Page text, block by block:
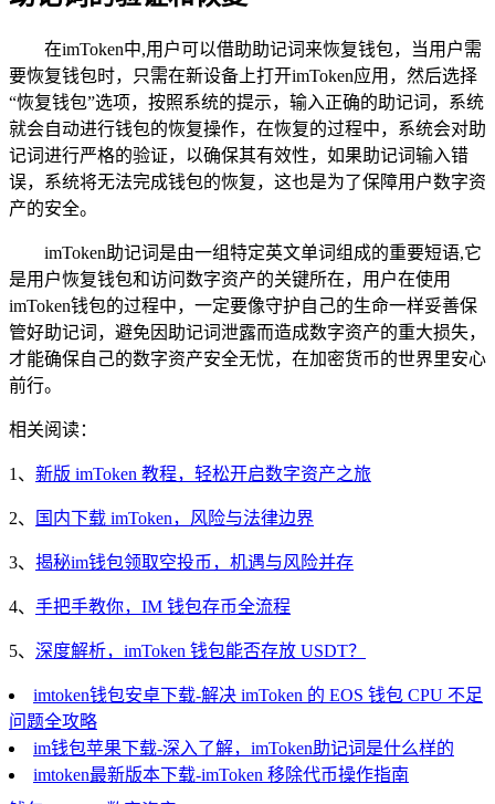
在imToken中,用户可以借助助记词来恢复钱包，当用户需
要恢复钱包时，只需在新设备上打开imToken应用，然后选择
“恢复钱包”选项，按照系统的提示，输入正确的助记词，系统
就会自动进行钱包的恢复操作，在恢复的过程中，系统会对助
记词进行严格的验证，以确保其有效性，如果助记词输入错
误，系统将无法完成钱包的恢复，这也是为了保障用户数字资
产的安全。
imToken助记词是由一组特定英文单词组成的重要短语,它
是用户恢复钱包和访问数字资产的关键所在，用户在使用
imToken钱包的过程中，一定要像守护自己的生命一样妥善保
管好助记词，避免因助记词泄露而造成数字资产的重大损失，
才能确保自己的数字资产安全无忧，在加密货币的世界里安心
前行。
相关阅读：
1、 新版 imToken 教程，轻松开启数字资产之旅
2、 国内下载 imToken，风险与法律边界
3、 揭秘im钱包领取空投币，机遇与风险并存
4、 手把手教你，IM 钱包存币全流程
5、 深度解析，imToken 钱包能否存放 USDT？
imtoken钱包安卓下载-解决 imToken 的 EOS 钱包 CPU 不足
问题全攻略
im钱包苹果下载-深入了解，imToken助记词是什么样的
imtoken最新版本下载-imToken 移除代币操作指南